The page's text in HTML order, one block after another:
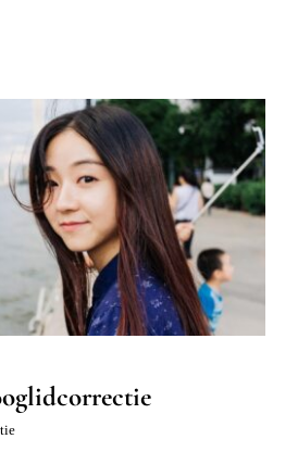
ooglidcorrectie
Ooglidcorrectie